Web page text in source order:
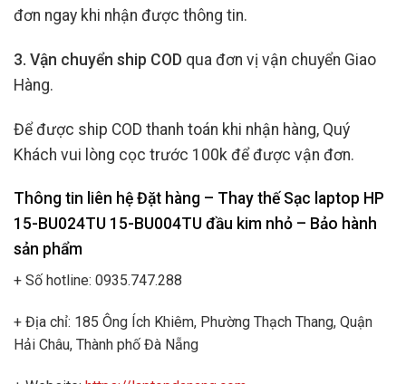
đơn ngay khi nhận được thông tin.
3. Vận chuyển ship COD qua đơn vị vận chuyển Giao
Hàng.
Để được ship COD thanh toán khi nhận hàng, Quý
Khách vui lòng cọc trước 100k để được vận đơn.
Thông tin liên hệ Đặt hàng – Thay thế Sạc laptop HP
15-BU024TU 15-BU004TU đầu kim nhỏ – Bảo hành
sản phẩm
+ Số hotline: 0935.747.288
+ Địa chỉ: 185 Ông Ích Khiêm, Phường Thạch Thang, Quận
Hải Châu, Thành phố Đà Nẵng